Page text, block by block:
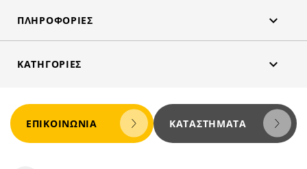
ΠΛΗΡΟΦΟΡΊΕΣ 
ΚΑΤΗΓΟΡΊΕΣ 
ΕΠΙΚΟΙΝΩΝΊΑ ΚΑΤΑΣΤΉΜΑΤΑ